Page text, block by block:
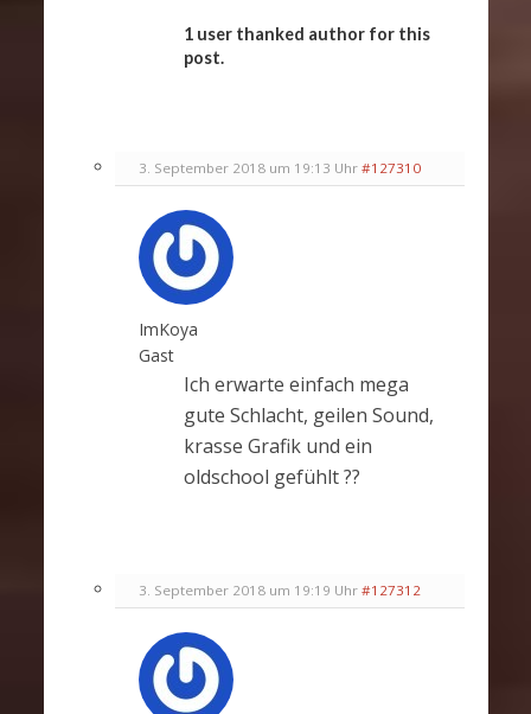
1 user thanked author for this
post.
3. September 2018 um 19:13 Uhr #127310
ImKoya
Gast
Ich erwarte einfach mega
gute Schlacht, geilen Sound,
krasse Grafik und ein
oldschool gefühlt ??
3. September 2018 um 19:19 Uhr #127312